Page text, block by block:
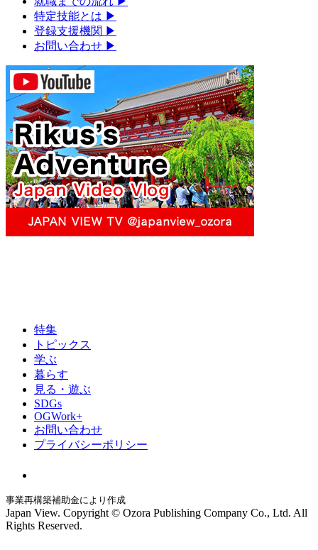
特定技能とは ▶︎
登録支援機関 ▶︎
お問い合わせ ▶︎
特集
トピックス
学ぶ
暮らす
見る・遊ぶ
SDGs
OGWork+
お問い合わせ
プライバシーポリシー
事業再構築補助金により作成
Japan View. Copyright © Ozora Publishing Company Co., Ltd. All
Rights Reserved.